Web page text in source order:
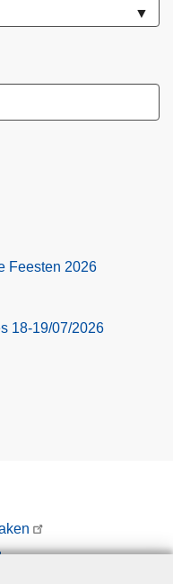
▼
Feesten 2026
18-19/07/2026